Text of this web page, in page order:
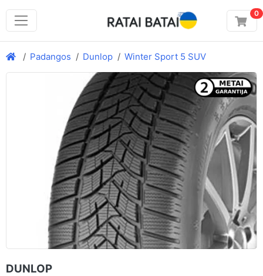
0
Padangos Dunlop Winter Sport 5 SUV
DUNLOP